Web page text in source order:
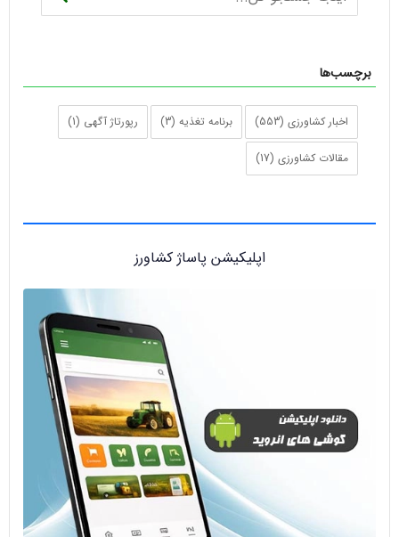
برچسب‌ها
اخبار کشاورزی (553) برنامه تغذیه (3) رپورتاژ آگهی (1)
مقالات کشاورزی (17)
اپلیکیشن پاساژ کشاورز